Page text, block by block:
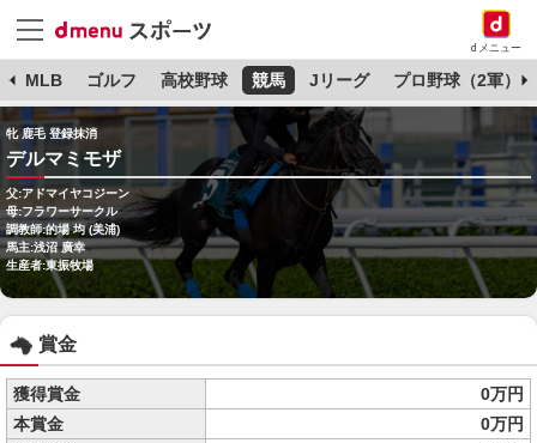
dメニュー
MLB ゴルフ 高校野球 競馬 Jリーグ プロ野球（2軍）
牝 鹿毛 登録抹消
デルマミモザ
父:アドマイヤコジーン
母:フラワーサークル
調教師:的場 均 (美浦)
馬主:浅沼 廣幸
生産者:東振牧場
賞金
獲得賞金
0万円
本賞金
0万円